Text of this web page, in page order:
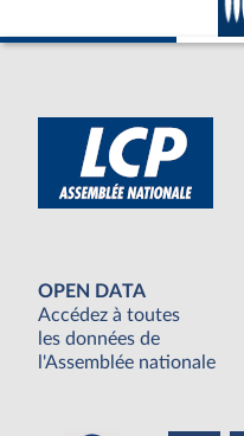
OPEN DATA
Accédez à toutes
les données de
l'Assemblée nationale